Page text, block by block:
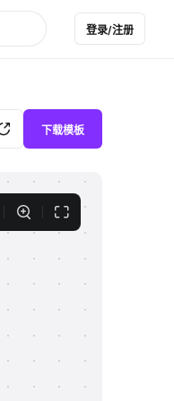
登录/注册
下载模板